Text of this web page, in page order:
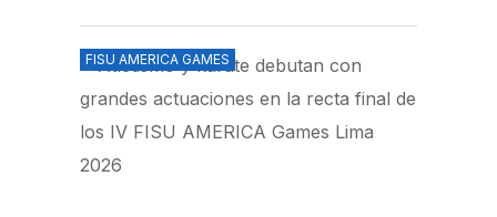
FISU AMERICA GAMES